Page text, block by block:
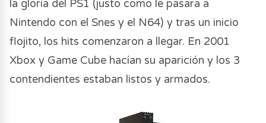
la gloria del PS1 (justo como le pasara a
Nintendo con el Snes y el N64) y tras un inicio
flojito, los hits comenzaron a llegar. En 2001
Xbox y Game Cube hacían su aparición y los 3
contendientes estaban listos y armados.